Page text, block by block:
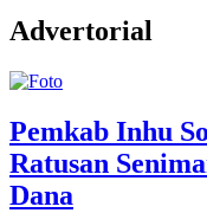
Advertorial
Pemkab Inhu
Ratusan
Dana